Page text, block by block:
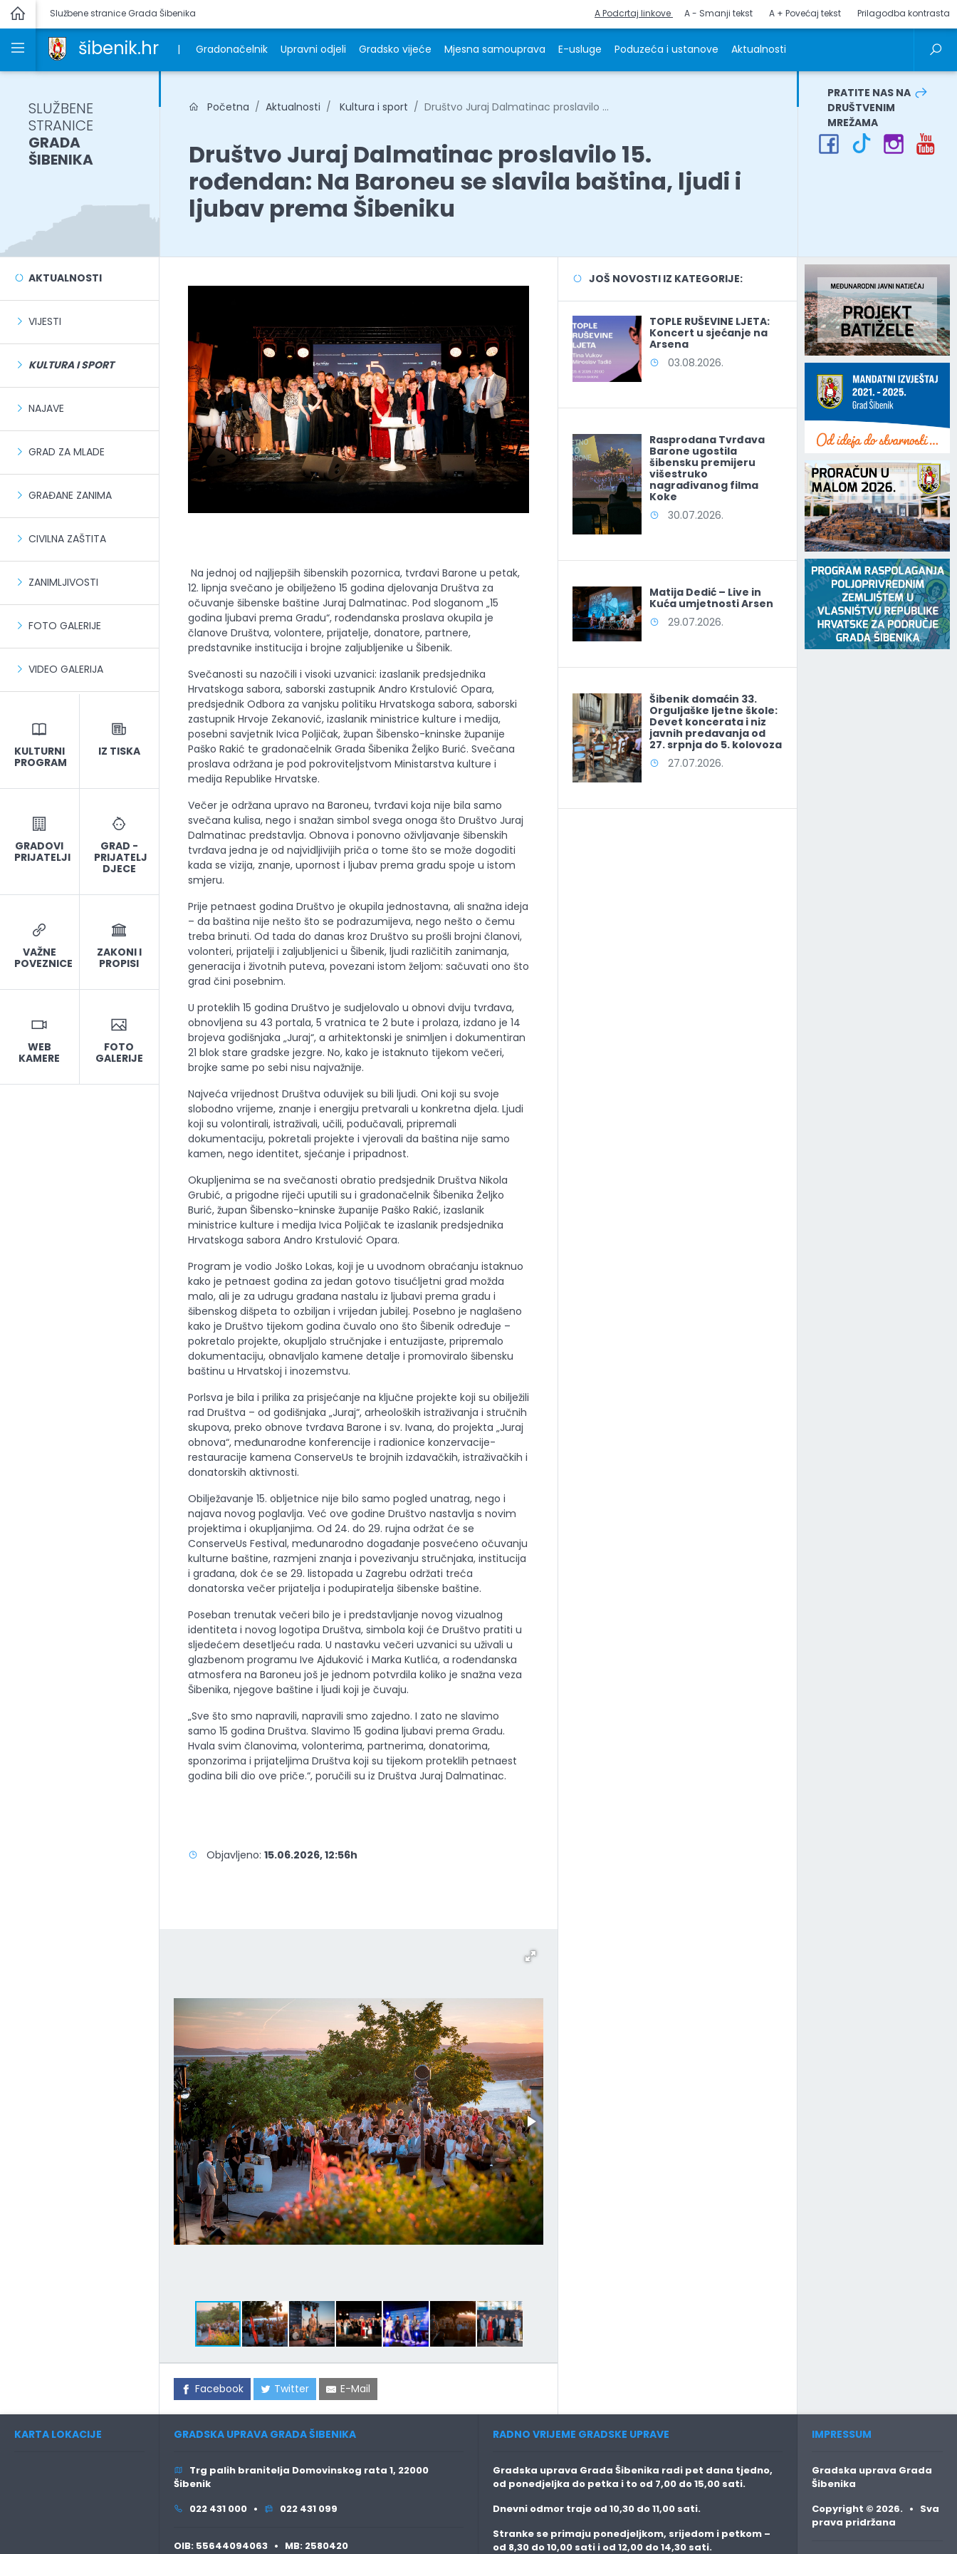
Službene stranice Grada Šibenika A Podcrtaj linkove A - Smanji tekst A + Povećaj tekst Prilagodba kontrasta
šibenik.hr | Gradonačelnik Upravni odjeli Gradsko vijeće Mjesna samouprava E-usluge Poduzeća i ustanove Aktualnosti
SLUŽBENE
STRANICE
GRADA
ŠIBENIKA
Početna Aktualnosti Kultura i sport Društvo Juraj Dalmatinac proslavilo ...
Društvo Juraj Dalmatinac proslavilo 15.
rođendan: Na Baroneu se slavila baština, ljudi i
ljubav prema Šibeniku
PRATITE NAS NA
DRUŠTVENIM
MREŽAMA
AKTUALNOSTI
VIJESTI
KULTURA I SPORT
NAJAVE
GRAD ZA MLADE
GRAĐANE ZANIMA
CIVILNA ZAŠTITA
ZANIMLJIVOSTI
FOTO GALERIJE
VIDEO GALERIJA
KULTURNI
PROGRAM
IZ TISKA
GRADOVI
PRIJATELJI
GRAD -
PRIJATELJ
DJECE
VAŽNE
POVEZNICE
ZAKONI I
PROPISI
WEB
KAMERE
FOTO
GALERIJE
Na jednoj od najljepših šibenskih pozornica, tvrđavi Barone u petak,
12. lipnja svečano je obilježeno 15 godina djelovanja Društva za
očuvanje šibenske baštine Juraj Dalmatinac. Pod sloganom „15
godina ljubavi prema Gradu“, rođendanska proslava okupila je
članove Društva, volontere, prijatelje, donatore, partnere,
predstavnike institucija i brojne zaljubljenike u Šibenik.
Svečanosti su nazočili i visoki uzvanici: izaslanik predsjednika
Hrvatskoga sabora, saborski zastupnik Andro Krstulović Opara,
predsjednik Odbora za vanjsku politiku Hrvatskoga sabora, saborski
zastupnik Hrvoje Zekanović, izaslanik ministrice kulture i medija,
posebni savjetnik Ivica Poljičak, župan Šibensko-kninske županije
Paško Rakić te gradonačelnik Grada Šibenika Željko Burić. Svečana
proslava održana je pod pokroviteljstvom Ministarstva kulture i
medija Republike Hrvatske.
Večer je održana upravo na Baroneu, tvrđavi koja nije bila samo
svečana kulisa, nego i snažan simbol svega onoga što Društvo Juraj
Dalmatinac predstavlja. Obnova i ponovno oživljavanje šibenskih
tvrđava jedna je od najvidljivijih priča o tome što se može dogoditi
kada se vizija, znanje, upornost i ljubav prema gradu spoje u istom
smjeru.
Prije petnaest godina Društvo je okupila jednostavna, ali snažna ideja
– da baština nije nešto što se podrazumijeva, nego nešto o čemu
treba brinuti. Od tada do danas kroz Društvo su prošli brojni članovi,
volonteri, prijatelji i zaljubljenici u Šibenik, ljudi različitih zanimanja,
generacija i životnih puteva, povezani istom željom: sačuvati ono što
grad čini posebnim.
U proteklih 15 godina Društvo je sudjelovalo u obnovi dviju tvrđava,
obnovljena su 43 portala, 5 vratnica te 2 bute i prolaza, izdano je 14
brojeva godišnjaka „Juraj“, a arhitektonski je snimljen i dokumentiran
21 blok stare gradske jezgre. No, kako je istaknuto tijekom večeri,
brojke same po sebi nisu najvažnije.
Najveća vrijednost Društva oduvijek su bili ljudi. Oni koji su svoje
slobodno vrijeme, znanje i energiju pretvarali u konkretna djela. Ljudi
koji su volontirali, istraživali, učili, podučavali, pripremali
dokumentaciju, pokretali projekte i vjerovali da baština nije samo
kamen, nego identitet, sjećanje i pripadnost.
Okupljenima se na svečanosti obratio predsjednik Društva Nikola
Grubić, a prigodne riječi uputili su i gradonačelnik Šibenika Željko
Burić, župan Šibensko-kninske županije Paško Rakić, izaslanik
ministrice kulture i medija Ivica Poljičak te izaslanik predsjednika
Hrvatskoga sabora Andro Krstulović Opara.
Program je vodio Joško Lokas, koji je u uvodnom obraćanju istaknuo
kako je petnaest godina za jedan gotovo tisućljetni grad možda
malo, ali je za udrugu građana nastalu iz ljubavi prema gradu i
šibenskog dišpeta to ozbiljan i vrijedan jubilej. Posebno je naglašeno
kako je Društvo tijekom godina čuvalo ono što Šibenik određuje –
pokretalo projekte, okupljalo stručnjake i entuzijaste, pripremalo
dokumentaciju, obnavljalo kamene detalje i promoviralo šibensku
baštinu u Hrvatskoj i inozemstvu.
Porlsva je bila i prilika za prisjećanje na ključne projekte koji su obilježili
rad Društva – od godišnjaka „Juraj“, arheoloških istraživanja i stručnih
skupova, preko obnove tvrđava Barone i sv. Ivana, do projekta „Juraj
obnova“, međunarodne konferencije i radionice konzervacije-
restauracije kamena ConserveUs te brojnih izdavačkih, istraživačkih i
donatorskih aktivnosti.
Obilježavanje 15. obljetnice nije bilo samo pogled unatrag, nego i
najava novog poglavlja. Već ove godine Društvo nastavlja s novim
projektima i okupljanjima. Od 24. do 29. rujna održat će se
ConserveUs Festival, međunarodno događanje posvećeno očuvanju
kulturne baštine, razmjeni znanja i povezivanju stručnjaka, institucija
i građana, dok će se 29. listopada u Zagrebu održati treća
donatorska večer prijatelja i podupiratelja šibenske baštine.
Poseban trenutak večeri bilo je i predstavljanje novog vizualnog
identiteta i novog logotipa Društva, simbola koji će Društvo pratiti u
sljedećem desetljeću rada. U nastavku večeri uzvanici su uživali u
glazbenom programu Ive Ajduković i Marka Kutlića, a rođendanska
atmosfera na Baroneu još je jednom potvrdila koliko je snažna veza
Šibenika, njegove baštine i ljudi koji je čuvaju.
„Sve što smo napravili, napravili smo zajedno. I zato ne slavimo
samo 15 godina Društva. Slavimo 15 godina ljubavi prema Gradu.
Hvala svim članovima, volonterima, partnerima, donatorima,
sponzorima i prijateljima Društva koji su tijekom proteklih petnaest
godina bili dio ove priče.“, poručili su iz Društva Juraj Dalmatinac.
Objavljeno: 15.06.2026, 12:56h
Facebook Twitter E-Mail
JOŠ NOVOSTI IZ KATEGORIJE:
TOPLE RUŠEVINE LJETA:
Koncert u sjećanje na
Arsena
03.08.2026.
Rasprodana Tvrđava
Barone ugostila
šibensku premijeru
višestruko
nagrađivanog filma
Koke
30.07.2026.
Matija Dedić – Live in
Kuća umjetnosti Arsen
29.07.2026.
Šibenik domaćin 33.
Orguljaške ljetne škole:
Devet koncerata i niz
javnih predavanja od
27. srpnja do 5. kolovoza
27.07.2026.
KARTA LOKACIJE GRADSKA UPRAVA GRADA ŠIBENIKA
Trg palih branitelja Domovinskog rata 1, 22000
Šibenik
022 431 000 •
022 431 099
OIB: 55644094063 • MB: 2580420
RADNO VRIJEME GRADSKE UPRAVE
Gradska uprava Grada Šibenika radi pet dana tjedno,
od ponedjeljka do petka i to od 7,00 do 15,00 sati.
Dnevni odmor traje od 10,30 do 11,00 sati.
Stranke se primaju ponedjeljkom, srijedom i petkom –
od 8,30 do 10,00 sati i od 12,00 do 14,30 sati.
IMPRESSUM
Gradska uprava Grada
Šibenika
Copyright © 2026. • Sva
prava pridržana